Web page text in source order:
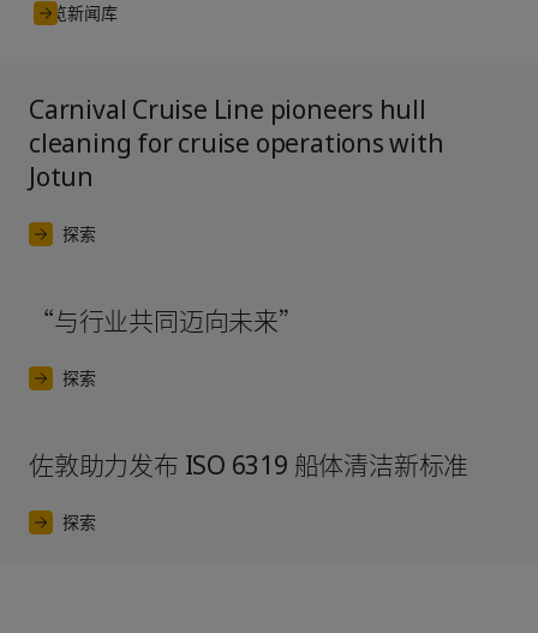
浏览新闻库
Carnival Cruise Line pioneers hull
cleaning for cruise operations with
Jotun
探索
“与行业共同迈向未来”
探索
佐敦助力发布 ISO 6319 船体清洁新标准
探索